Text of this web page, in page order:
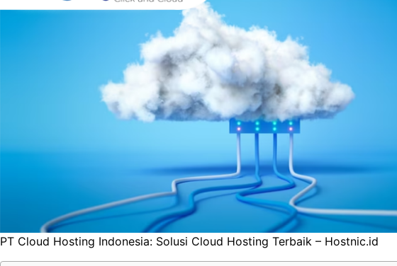
PT Cloud Hosting Indonesia: Solusi Cloud Hosting Terbaik – Hostnic.id